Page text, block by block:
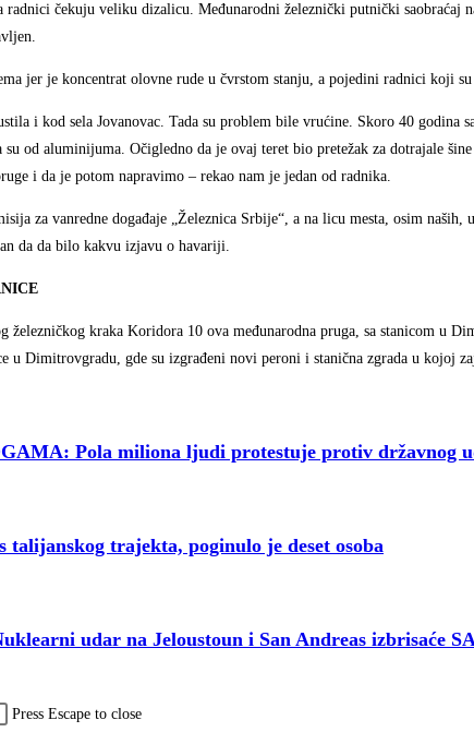
radnici čekuju veliku dizalicu. Međunarodni železnički putnički
jer je koncentrat olovne rude u čvrstom stanju, a pojedini radnici koji
i kod sela Jovanovac. Tada su problem bile vrućine. Skoro 40
su od aluminijuma. Očigledno da je ovaj teret bio pretežak za dotrajale
i da je potom napravimo – rekao nam je jedan od radnika.
za vanredne događaje „Železnica Srbije“, a na licu mesta, osim
da da bilo kakvu izjavu o havariji.
železničkog kraka Koridora 10 ova međunarodna pruga, sa stanicom u
u Dimitrovgradu, gde su izgrađeni novi peroni i stanična zgrada u kojoj
Pola miliona ljudi protestuje protiv državnog
trajekta, poginulo je deset osoba
udar na Jeloustoun i San Andreas izbrisaće
Press Escape to close